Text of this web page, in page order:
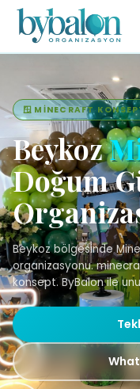
🪟 MINECRAFT
Beykoz
Doğum
Beykoz bölgesinde
organizasyonu.
konsept. ByBalon ile